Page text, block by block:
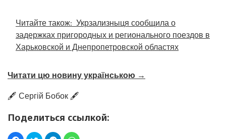
Читайте також: Укрзализныця сообщила о
задержках пригородных и регионального поездов в
Харьковской и Днепропетровской областях
Читати цю новину українською →
🖋️ Сергій Бобок 🖋️
Поделиться ссылкой: